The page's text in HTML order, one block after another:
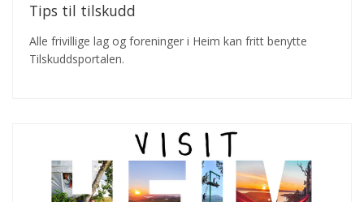
Tips til tilskudd
Alle frivillige lag og foreninger i Heim kan fritt benytte
Tilskuddsportalen.